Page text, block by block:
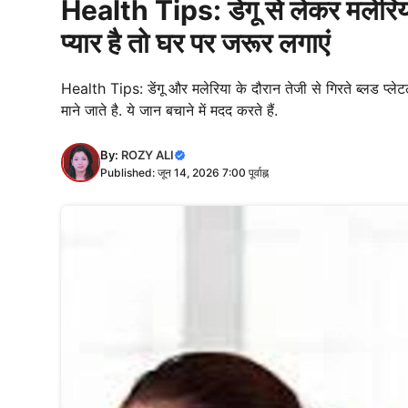
Health Tips: डेंगू से लेकर मलेरिया
प्यार है तो घर पर जरूर लगाएं
Health Tips: डेंगू और मलेरिया के दौरान तेजी से गिरते ब्लड
माने जाते है. ये जान बचाने में मदद करते हैं.
By: ROZY ALI
Published: जून 14, 2026 7:00 पूर्वाह्न